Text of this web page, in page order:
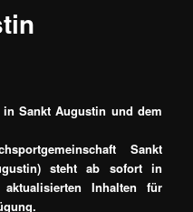
in Sankt Augustin und dem
Sankt
steht ab sofort in
Inhalten für